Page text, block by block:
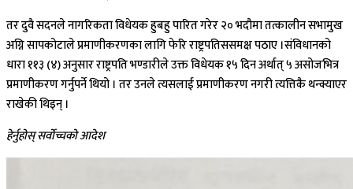
तर दुवै सदनले नागरिकता विधेयक हुबहु पारित गरेर २० भदौमा तत्कालीन सभामुख
अग्नि सापकोटाले प्रमाणीकरणका लागि फेरि राष्ट्रपतिससमक्ष पठाए ।संविधानको
धारा ११३ (४) अनुसार राष्ट्रपति भण्डारीले उक्त विधेयक १५ दिन अर्थात् ५ असोजभित्र
प्रमाणीकरण गर्नुपर्ने थियो । तर उनले त्यसलाई प्रमाणीकरण नगरी त्यत्तिकै थन्क्याएर
राखेकी थिइन् ।
हेर्नुहोस् सर्वोच्चको आदेश